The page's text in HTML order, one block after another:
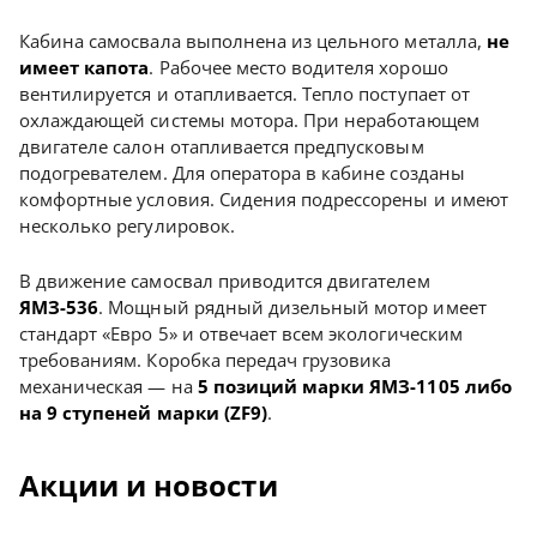
Кабина самосвала выполнена из цельного металла, не
имеет капота. Рабочее место водителя хорошо
вентилируется и отапливается. Тепло поступает от
охлаждающей системы мотора. При неработающем
двигателе салон отапливается предпусковым
подогревателем. Для оператора в кабине созданы
комфортные условия. Сидения подрессорены и имеют
несколько регулировок.
В движение самосвал приводится двигателем
ЯМЗ-536. Мощный рядный дизельный мотор имеет
стандарт «Евро 5» и отвечает всем экологическим
требованиям. Коробка передач грузовика
механическая — на 5 позиций марки ЯМЗ-1105 либо
на 9 ступеней марки (ZF9).
Акции и новости